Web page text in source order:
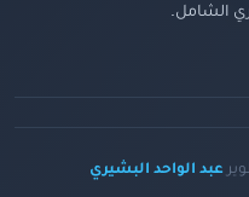
الشامل.
عبد الواحد البشيري